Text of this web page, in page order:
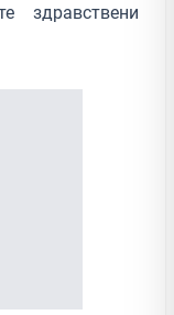
здравствени